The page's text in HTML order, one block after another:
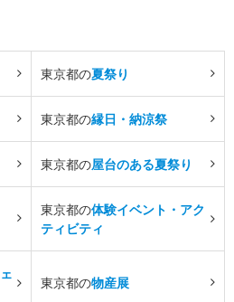
東京都の夏祭り
東京都の縁日・納涼祭
東京都の屋台のある夏祭り
東京都の体験イベント・アク
ティビティ
東京都の物産展